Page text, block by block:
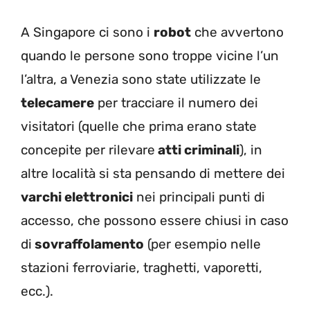
A Singapore ci sono i robot che avvertono
quando le persone sono troppe vicine l’un
l’altra, a Venezia sono state utilizzate le
telecamere per tracciare il numero dei
visitatori (quelle che prima erano state
concepite per rilevare atti criminali), in
altre località si sta pensando di mettere dei
varchi elettronici nei principali punti di
accesso, che possono essere chiusi in caso
di sovraffolamento (per esempio nelle
stazioni ferroviarie, traghetti, vaporetti,
ecc.).